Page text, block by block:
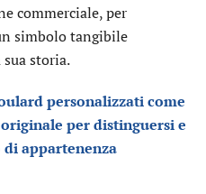
commerciale, per
simbolo tangibile
storia.
personalizzati come
per distinguersi e
di appartenenza